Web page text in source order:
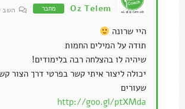
Oz Telem מחבר השב
היי שרונה
תודה על המילים החמות
שיהיה לו בהצלחה רבה בלימודים!
יכולה ליצור איתי קשר בפרטי דרך הצור
שעורים
http://goo.gl/ptXMda